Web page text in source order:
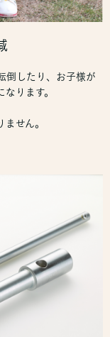
倒したり、お子様が
ります。
せん。